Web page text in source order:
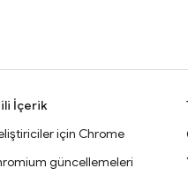
İçerik
için Chrome
güncellemeleri